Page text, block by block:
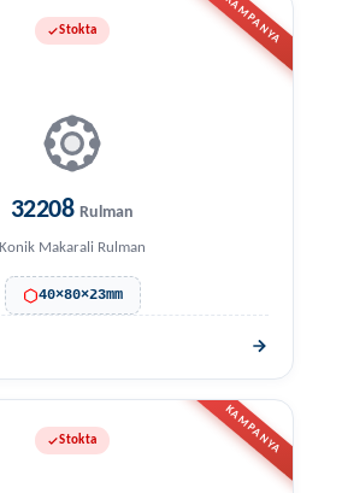
KAMPANYA
Stokta
32208Rulman
Konik Makarali Rulman
40×80×23mm
KAMPANYA
Stokta